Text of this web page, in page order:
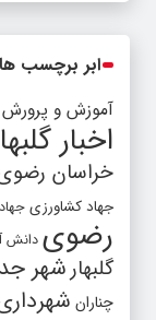
ابر برچسب ها
آموزش و پرورش
اخبار
خراسان
جهاد کشاورزی
رضوی دانش
گلبهارشهر
چناران